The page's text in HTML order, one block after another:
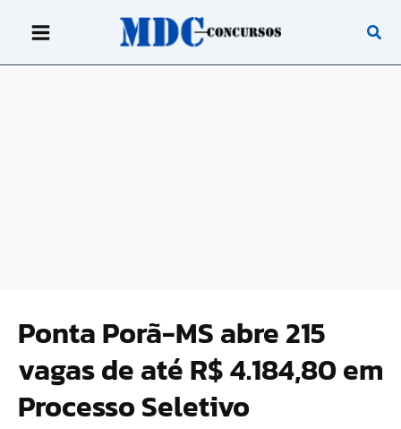
Ponta Porã-MS abre 215
vagas de até R$ 4.184,80 em
Processo Seletivo